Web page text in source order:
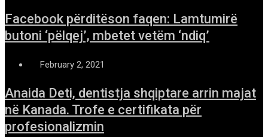
Facebook përditëson faqen: Lamtumirë
butoni ‘pëlqej’, mbetet vetëm ‘ndiq’
February 2, 2021
Anaida Deti, dentistja shqiptare arrin majat
në Kanada. Trofe e certifikata për
profesionalizmin